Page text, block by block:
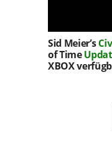
Sid Meier’s
of Time
XBOX